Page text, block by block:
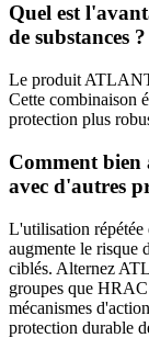
Quel est
de substances ?
Le produit
Cette combinaison
protection plus
Comment
avec d'autres
L'utilisation répétée
augmente le risque
ciblés. Alternez
groupes que
mécanismes
protection durable